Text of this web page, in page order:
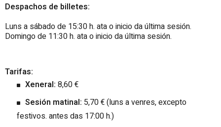
Despachos de billetes:
Luns a sábado de 15:30 h. ata o inicio da última sesión.
Domingo de 11:30 h. ata o inicio da última sesión.
Tarifas:
Xeneral: 8,60 €
Sesión matinal: 5,70 € (luns a venres, excepto
festivos. antes das 17:00 h.)